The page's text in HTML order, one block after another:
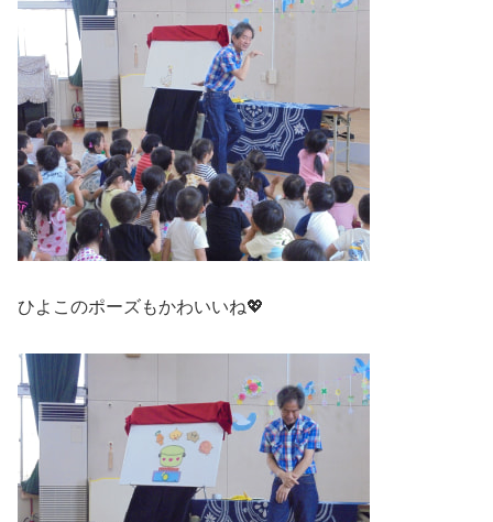
ひよこのポーズもかわいいね💖